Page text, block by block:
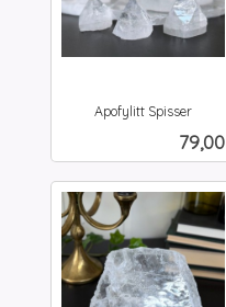
Apofylitt Spisser
Pris
79,00